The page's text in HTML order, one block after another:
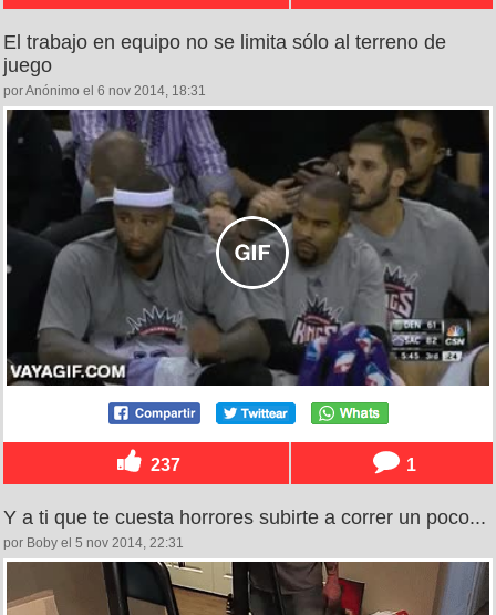
El trabajo en equipo no se limita sólo al terreno de
juego
por Anónimo el 6 nov 2014, 18:31
237 1
Y a ti que te cuesta horrores subirte a correr un poco...
por Boby el 5 nov 2014, 22:31